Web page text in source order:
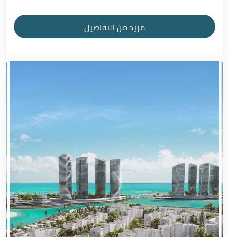
مزيد من التفاصيل